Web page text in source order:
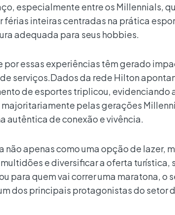
especialmente entre os Millennials,
inteiras centradas na prática
adequada para seus hobbies.
por essas experiências têm gerado
serviços.Dados da rede Hilton
de esportes triplicou, evidenciando
pelas gerações
autêntica de conexão e vivência.
apenas como uma opção de lazer,
e diversificar a oferta turística,
para quem vai correr uma maratona, o
dos principais protagonistas do setor